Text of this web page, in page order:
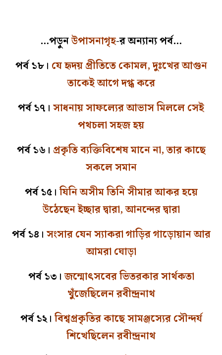
…পড়ুনউপাসনাগৃহ-র অন্যান্য পর্ব…
পর্ব ১৮। যে হৃদয় প্রীতিতে কোমল, দুঃখের আগুন
তাকেই আগে দগ্ধ করে
পর্ব ১৭। সাধনায় সাফল্যের আভাস মিললে সেই
পথচলা সহজ হয়
পর্ব ১৬। প্রকৃতি ব্যক্তিবিশেষ মানে না, তার কাছে
সকলে সমান
পর্ব ১৫।যিনি অসীম তিনি সীমার আকর হয়ে
উঠেছেন ইচ্ছার দ্বারা, আনন্দের দ্বারা
পর্ব ১৪। সংসার যেন স্যাকরা গাড়ির গাড়োয়ান আর
আমরা ঘোড়া
পর্ব ১৩।জন্মোৎসবের ভিতরকার সার্থকতা
খুঁজেছিলেন রবীন্দ্রনাথ
পর্ব ১২। বিশ্বপ্রকৃতির কাছে সামঞ্জস্যের সৌন্দর্য
শিখেছিলেন রবীন্দ্রনাথ